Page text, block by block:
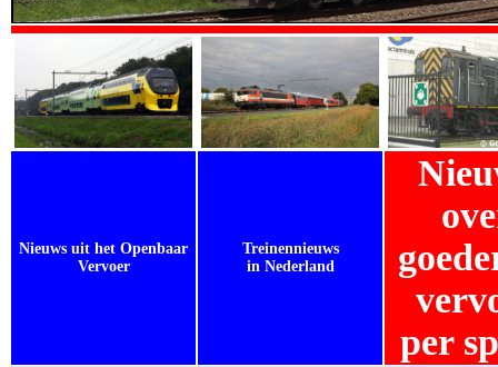
Nieuws uit het Openbaar
Vervoer
Treinennieuws
in Nederland
per